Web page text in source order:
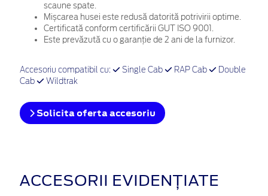
scaune spate.
Mișcarea husei este redusă datorită potrivirii optime.
Certificată conform certificării GUT ISO 9001.
Este prevăzută cu o garanție de 2 ani de la furnizor.
Accesoriu compatibil cu: Single Cab RAP Cab
Double
Cab
Wildtrak
Solicita oferta accesoriu
ACCESORII EVIDENȚIATE